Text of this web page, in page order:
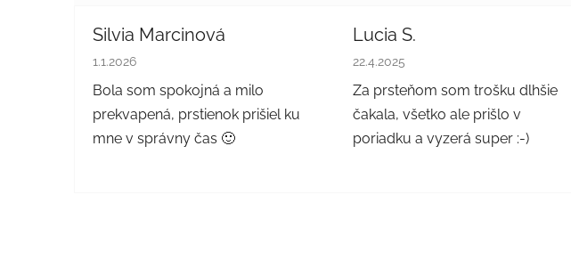
Silvia Marcinová
Hodnotenie obchodu je 5 z 5 hviezdičiek.
1.1.2026
Bola som spokojná a milo
prekvapená, prstienok prišiel ku
mne v správny čas 🙂
Lucia S.
Hodnotenie obchodu je 5 z 5
22.4.2025
Za prsteňom som trošku dlhšie
čakala, všetko ale prišlo v
poriadku a vyzerá super :-)